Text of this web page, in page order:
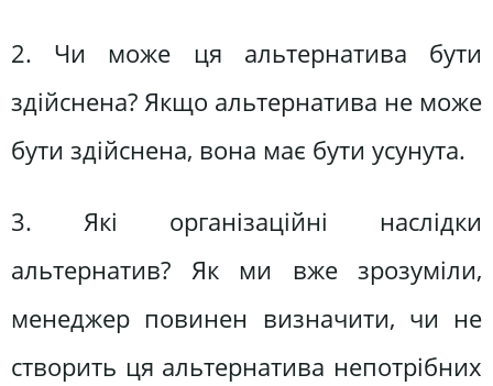
2. Чи може ця альтернатива бути
здійснена? Якщо альтернатива не може
бути здійснена, вона має бути усунута.
3. Які організаційні наслідки
альтернатив? Як ми вже зрозуміли,
менеджер повинен визначити, чи не
створить ця альтернатива непотрібних